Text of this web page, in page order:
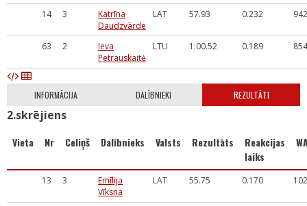
14 3
Katrīna
Daudzvārde
LAT 57.93 0.232 942
63 2
Ieva
Petrauskaitė
LTU 1:00.52 0.189 854
INFORMĀCIJA DALĪBNIEKI REZULTĀTI
2.skrējiens
Vieta Nr Celiņš Dalībnieks Valsts Rezultāts
Reakcijas
laiks
13 3
Emīlija
Vīksna
LAT 55.75 0.170